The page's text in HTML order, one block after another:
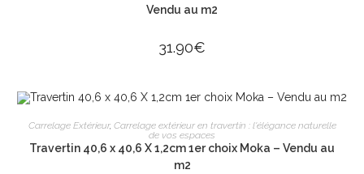
Vendu au m2
31.90€
AJOUTER AU PANIER
Carrelage Extérieur, Carrelage extérieur en travertin : l'élégance naturelle
de vos espaces
Travertin 40,6 x 40,6 X 1,2cm 1er choix Moka – Vendu au
m2